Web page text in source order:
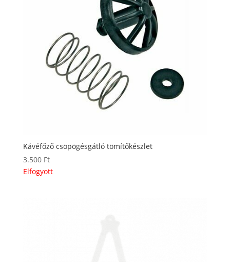
Kávéfőző csöpögésgátló tömítőkészlet
3.500 Ft
Elfogyott